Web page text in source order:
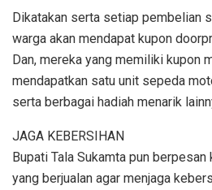
Dikatakan serta setiap pembelian
warga akan mendapat kupon
Dan, mereka yang memiliki kupon
mendapatkan satu unit sepeda
serta berbagai hadiah menarik
JAGA KEBERSIHAN
Bupati Tala Sukamta pun
yang berjualan agar menjaga